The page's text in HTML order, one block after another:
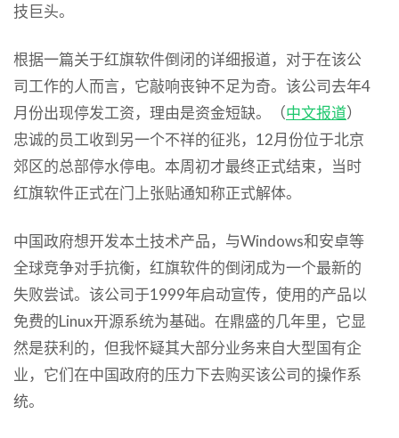
技巨头。
根据一篇关于红旗软件倒闭的详细报道，对于在该公
司工作的人而言，它敲响丧钟不足为奇。该公司去年4
月份出现停发工资，理由是资金短缺。（中文报道）
忠诚的员工收到另一个不祥的征兆，12月份位于北京
郊区的总部停水停电。本周初才最终正式结束，当时
红旗软件正式在门上张贴通知称正式解体。
中国政府想开发本土技术产品，与Windows和安卓等
全球竞争对手抗衡，红旗软件的倒闭成为一个最新的
失败尝试。该公司于1999年启动宣传，使用的产品以
免费的Linux开源系统为基础。在鼎盛的几年里，它显
然是获利的，但我怀疑其大部分业务来自大型国有企
业，它们在中国政府的压力下去购买该公司的操作系
统。